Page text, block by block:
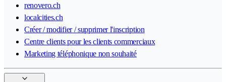
renovero.ch
localcities.ch
Créer / modifier / supprimer l'inscription
Centre clients pour les clients commerciaux
Marketing téléphonique non souhaité